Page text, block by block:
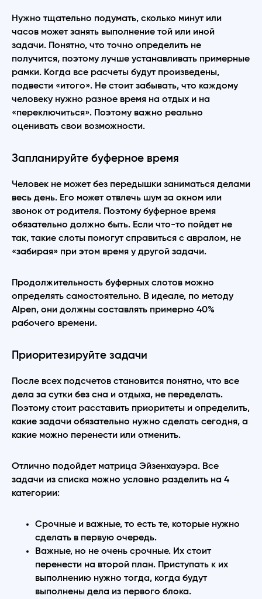
Нужно тщательно подумать, сколько минут или
часов может занять выполнение той или иной
задачи. Понятно, что точно определить не
получится, поэтому лучше устанавливать примерные
рамки. Когда все расчеты будут произведены,
подвести «итого». Не стоит забывать, что каждому
человеку нужно разное время на отдых и на
«переключиться». Поэтому важно реально
оценивать свои возможности.
Запланируйте буферное время
Человек не может без передышки заниматься делами
весь день. Его может отвлечь шум за окном или
звонок от родителя. Поэтому буферное время
обязательно должно быть. Если что-то пойдет не
так, такие слоты помогут справиться с авралом, не
«забирая» при этом время у другой задачи.
Продолжительность буферных слотов можно
определять самостоятельно. В идеале, по методу
Alpen, они должны составлять примерно 40%
рабочего времени.
Приоритезируйте задачи
После всех подсчетов становится понятно, что все
дела за сутки без сна и отдыха, не переделать.
Поэтому стоит расставить приоритеты и определить,
какие задачи обязательно нужно сделать сегодня, а
какие можно перенести или отменить.
Отлично подойдет матрица Эйзенхауэра. Все
задачи из списка можно условно разделить на 4
категории:
Срочные и важные, то есть те, которые нужно
сделать в первую очередь.
Важные, но не очень срочные. Их стоит
перенести на второй план. Приступать к их
выполнению нужно тогда, когда будут
выполнены дела из первого блока.